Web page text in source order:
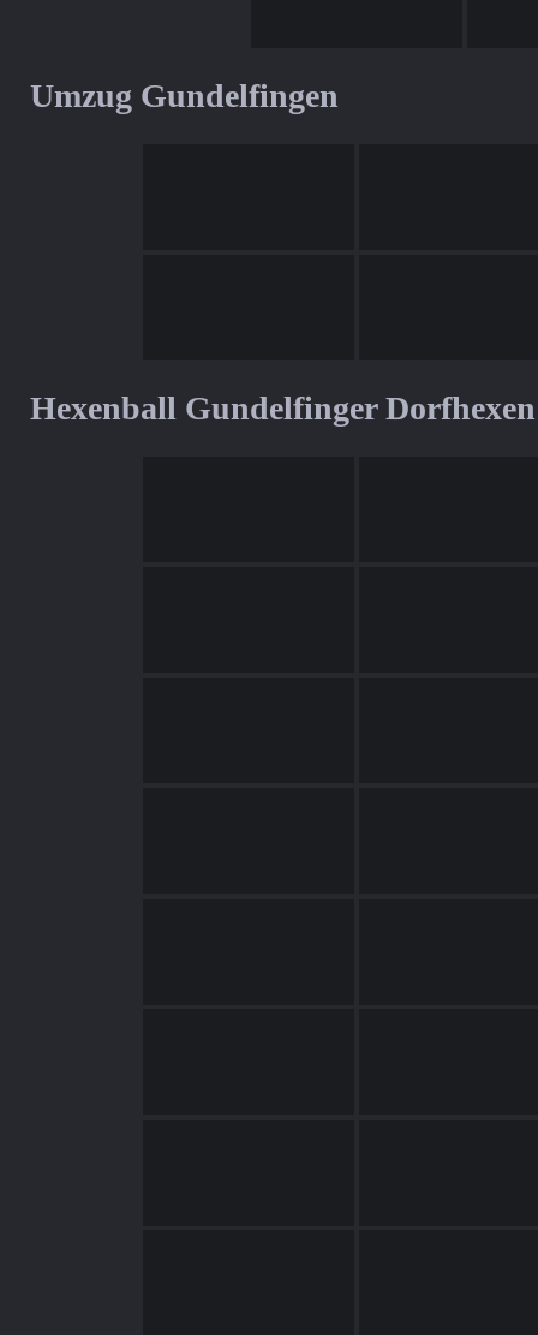
Umzug Gundelfingen
Hexenball Gundelfinger Dorfhexen